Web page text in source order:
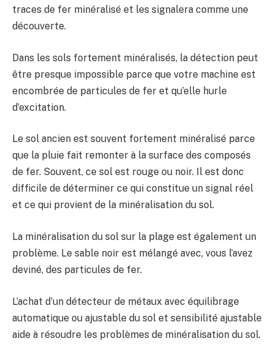
traces de fer minéralisé et les signalera comme une
découverte.
Dans les sols fortement minéralisés, la détection peut
être presque impossible parce que votre machine est
encombrée de particules de fer et qu’elle hurle
d’excitation.
Le sol ancien est souvent fortement minéralisé parce
que la pluie fait remonter à la surface des composés
de fer. Souvent, ce sol est rouge ou noir. Il est donc
difficile de déterminer ce qui constitue un signal réel
et ce qui provient de la minéralisation du sol.
La minéralisation du sol sur la plage est également un
problème. Le sable noir est mélangé avec, vous l’avez
deviné, des particules de fer.
L’achat d’un détecteur de métaux avec équilibrage
automatique ou ajustable du sol et sensibilité ajustable
aide à résoudre les problèmes de minéralisation du sol.